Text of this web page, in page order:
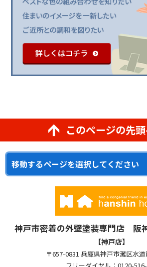
このページの先
神戸市密着の外壁塗装専門店 阪
【神戸店】
〒657-0831 兵庫県神戸市灘区水